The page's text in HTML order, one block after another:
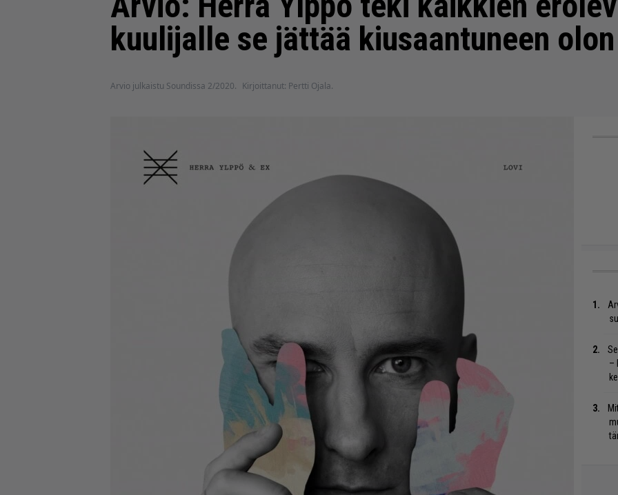
kuulijalle se jättää kiusaantuneen olon
Arvio julkaistu Soundissa 2/2020. Kirjoittanut: Pertti Ojala.
–